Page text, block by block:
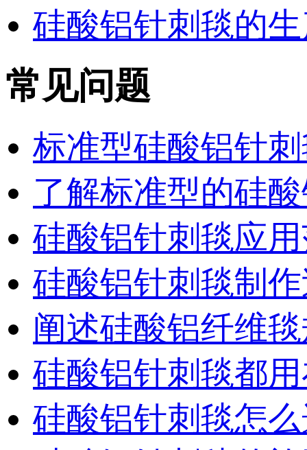
硅酸铝针刺毯的
常见问题
标准型硅酸铝针
了解标准型的硅
硅酸铝针刺毯应
硅酸铝针刺毯制
阐述硅酸铝纤维
硅酸铝针刺毯都
硅酸铝针刺毯怎